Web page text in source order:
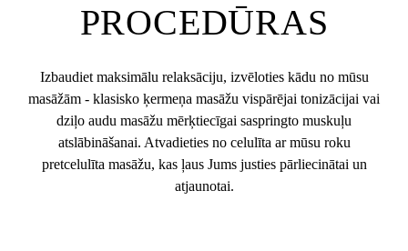
PROCEDŪRAS
Izbaudiet maksimālu relaksāciju, izvēloties kādu no mūsu
masāžām - klasisko ķermeņa masāžu vispārējai tonizācijai vai
dziļo audu masāžu mērķtiecīgai saspringto muskuļu
atslābināšanai. Atvadieties no celulīta ar mūsu roku
pretcelulīta masāžu, kas ļaus Jums justies pārliecinātai un
atjaunotai.